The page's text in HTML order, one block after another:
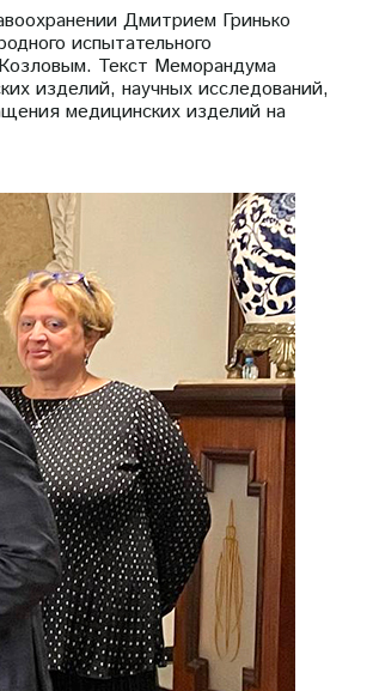
Дмитрием Гринько
испытательного
Текст Меморандума
изделий, научных исследований,
медицинских изделий на